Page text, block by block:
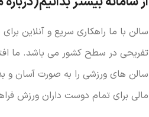
سالن با ما راهکاری سریع و آنلاین
تفریحی در سطح کشور می باشد. ما
سالن های ورزشی را به صورت آسان و
مالی برای تمام دوست داران ورزش